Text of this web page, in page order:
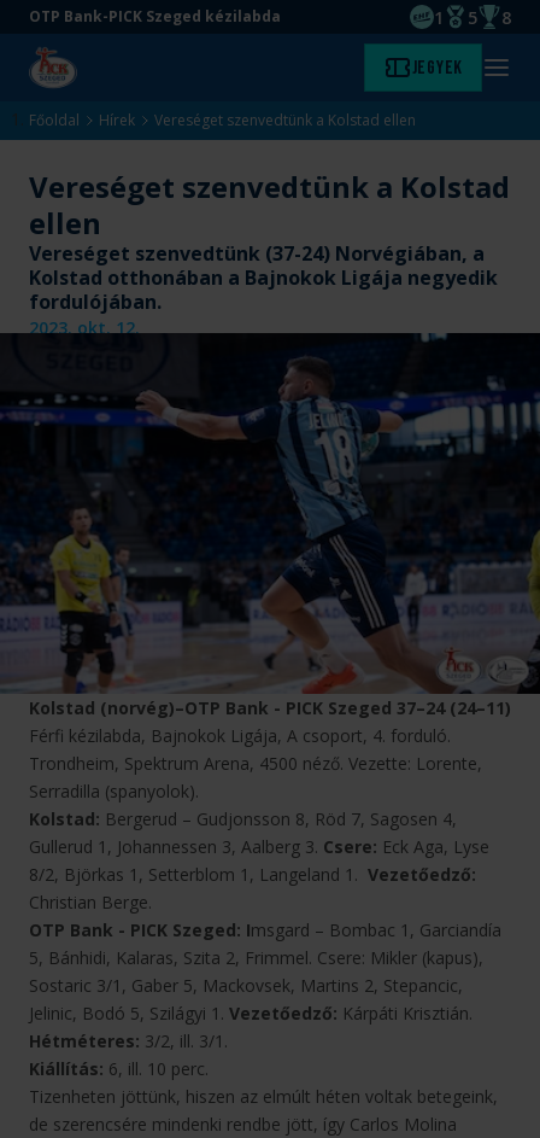
Ugrás
tartalomra
Ugrás
aljára
OTP Bank-PICK Szeged kézilabda
EHF
1
Magyar
5 8
Kezdőlap Jegyek Menü
Főoldal Hírek Vereséget szenvedtünk a Kolstad ellen
Vereséget szenvedtünk a Kolstad
ellen
Vereséget szenvedtünk (37-24) Norvégiában, a
Kolstad otthonában a Bajnokok Ligája negyedik
fordulójában.
2023. okt. 12.
Kolstad (norvég)–OTP Bank - PICK Szeged 37–24 (24–11)
Férfi kézilabda, Bajnokok Ligája, A csoport, 4. forduló.
Trondheim, Spektrum Arena, 4500 néző. Vezette: Lorente,
Serradilla (spanyolok).
Kolstad: Bergerud – Gudjonsson 8, Röd 7, Sagosen 4,
Gullerud 1, Johannessen 3, Aalberg 3. Csere: Eck Aga, Lyse
8/2, Björkas 1, Setterblom 1, Langeland 1. Vezetőedző:
Christian Berge.
OTP Bank - PICK Szeged: Imsgard – Bombac 1, Garciandía
5, Bánhidi, Kalaras, Szita 2, Frimmel. Csere: Mikler (kapus),
Sostaric 3/1, Gaber 5, Mackovsek, Martins 2, Stepancic,
Jelinic, Bodó 5, Szilágyi 1. Vezetőedző: Kárpáti Krisztián.
Hétméteres: 3/2, ill. 3/1.
Kiállítás: 6, ill. 10 perc.
Tizenheten jöttünk, hiszen az elmúlt héten voltak betegeink,
de szerencsére mindenki rendbe jött, így Carlos Molina